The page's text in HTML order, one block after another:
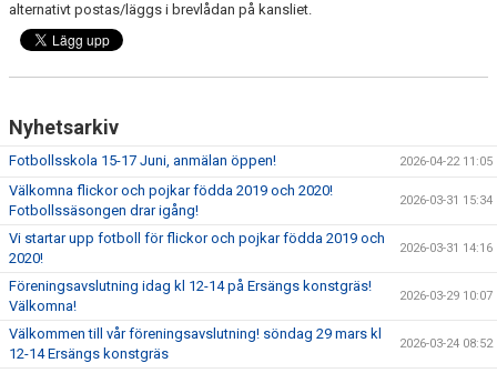
alternativt postas/läggs i brevlådan på kansliet.
Nyhetsarkiv
Fotbollsskola 15-17 Juni, anmälan öppen! 2026-04-22 11:05
Välkomna flickor och pojkar födda 2019 och 2020!
Fotbollssäsongen drar igång!
2026-03-31 15:34
Vi startar upp fotboll för flickor och pojkar födda 2019 och
2020!
2026-03-31 14:16
Föreningsavslutning idag kl 12-14 på Ersängs konstgräs!
Välkomna!
2026-03-29 10:07
Välkommen till vår föreningsavslutning! söndag 29 mars kl
12-14 Ersängs konstgräs
2026-03-24 08:52